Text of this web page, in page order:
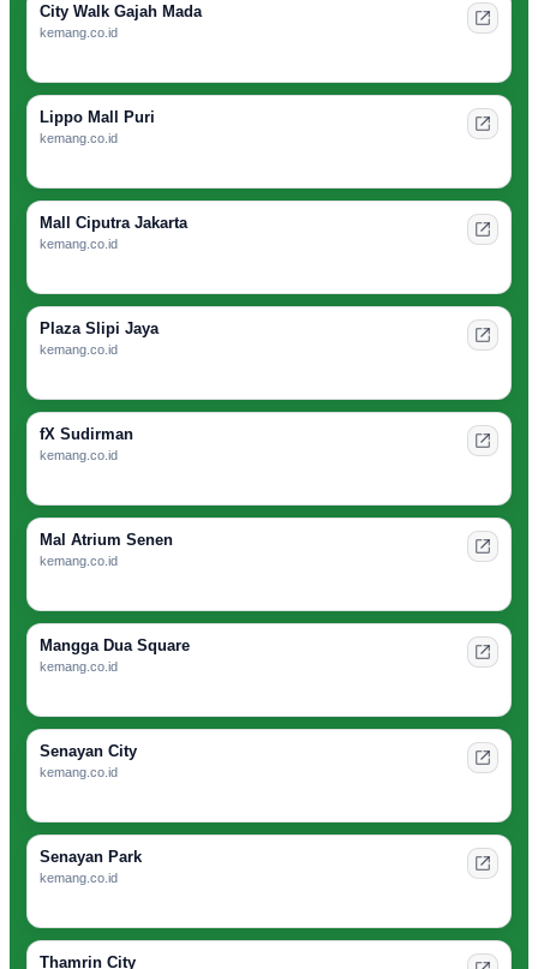
City Walk Gajah Mada
kemang.co.id
Lippo Mall Puri
kemang.co.id
Mall Ciputra Jakarta
kemang.co.id
Plaza Slipi Jaya
kemang.co.id
fX Sudirman
kemang.co.id
Mal Atrium Senen
kemang.co.id
Mangga Dua Square
kemang.co.id
Senayan City
kemang.co.id
Senayan Park
kemang.co.id
Thamrin City